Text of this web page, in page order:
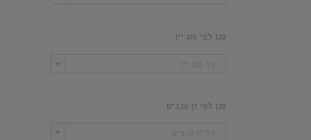
סנן לפי סוג יין
סנן לפי זן ענבים